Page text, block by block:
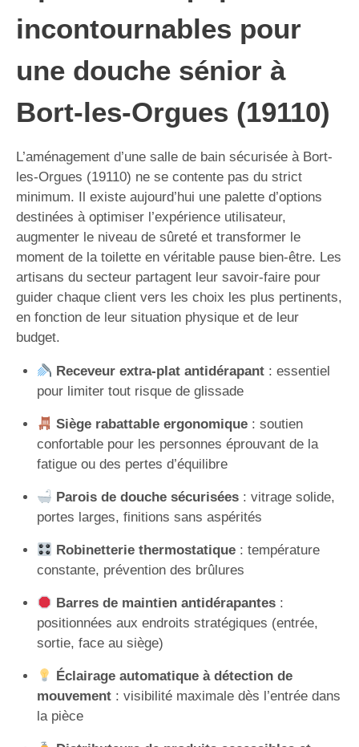
incontournables pour
une douche sénior à
Bort-les-Orgues (19110)
L’aménagement d’une salle de bain sécurisée à Bort-
les-Orgues (19110) ne se contente pas du strict
minimum. Il existe aujourd’hui une palette d’options
destinées à optimiser l’expérience utilisateur,
augmenter le niveau de sûreté et transformer le
moment de la toilette en véritable pause bien-être. Les
artisans du secteur partagent leur savoir-faire pour
guider chaque client vers les choix les plus pertinents,
en fonction de leur situation physique et de leur
budget.
Receveur extra-plat antidérapant: essentiel
pour limiter tout risque de glissade
Siège rabattable ergonomique: soutien
confortable pour les personnes éprouvant de la
fatigue ou des pertes d’équilibre
Parois de douche sécurisées: vitrage solide,
portes larges, finitions sans aspérités
Robinetterie thermostatique: température
constante, prévention des brûlures
Barres de maintien antidérapantes:
positionnées aux endroits stratégiques (entrée,
sortie, face au siège)
Éclairage automatique à détection de
mouvement: visibilité maximale dès l’entrée dans
la pièce